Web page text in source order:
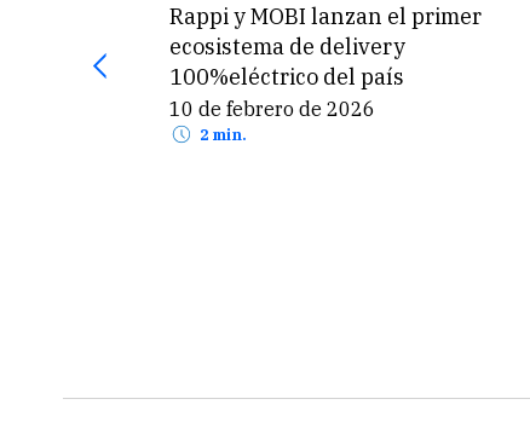
Rappi y MOBI lanzan el primer
ecosistema de delivery
100%eléctrico del país
10 de febrero de 2026
2 min.